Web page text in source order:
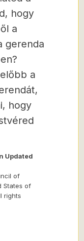
hogy
a
gerenda
a
hogy
Updated
of
States of
rights